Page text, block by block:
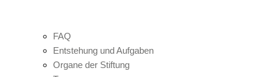
FAQ
Entstehung und Aufgaben
Organe der Stiftung